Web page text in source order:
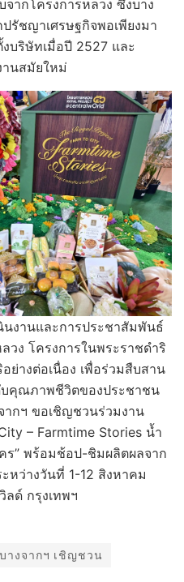
ากโครงการหลวง ซึ่งบาง
รัชญาเศรษฐกิจพอเพียงมา
บริษัทเมื่อปี 2527 และ
านสมัยใหม่
งานและการประชาสัมพันธ์
วง โครงการในพระราชดำริ
ย่างต่อเนื่อง เพื่อร่วมสืบสาน
คุณภาพชีวิตของประชาชน
ากฯ ขอเชิญชวนร่วมงาน
– Farmtime Stories น้ำ
” พร้อมช้อป-ชิมผลิตผลจาก
หว่างวันที่ 1-12 สิงหาคม
ด์ กรุงเทพฯ
บางจากฯ เชิญชวน